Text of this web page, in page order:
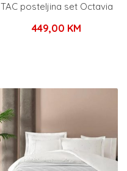
TAC posteljina set Octavia
449,00 KM